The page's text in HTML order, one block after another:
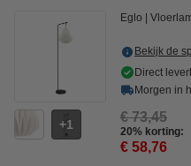
1
Eglo
Bekijk de
Direct
Morgen in
€ 73,45
20% korting:
€ 58,76